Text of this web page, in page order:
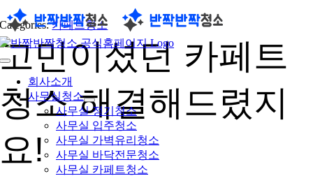
콘
텐
츠
로
건
뛰
기
Toggle
Navigation회사소개
사무실청소
사무실 정기청소
사무실 입주청소
사무실 가벽유리청소
사무실 바닥전문청소
사무실 카페트청소
Categories:카페트청소
고민이셨던 카페트
청소 해결해드렸지
요!